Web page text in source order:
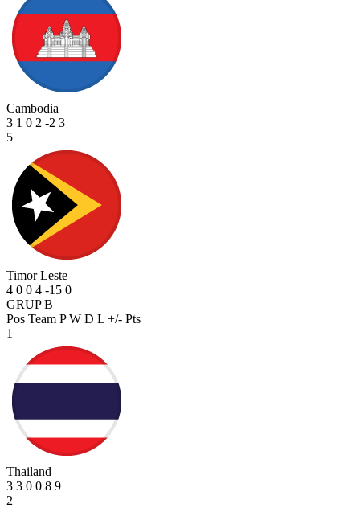
Cambodia
3 1 0 2 -2 3
5
Timor Leste
4 0 0 4 -15 0
GRUP B
Pos Team P W D L +/- Pts
1
Thailand
3 3 0 0 8 9
2